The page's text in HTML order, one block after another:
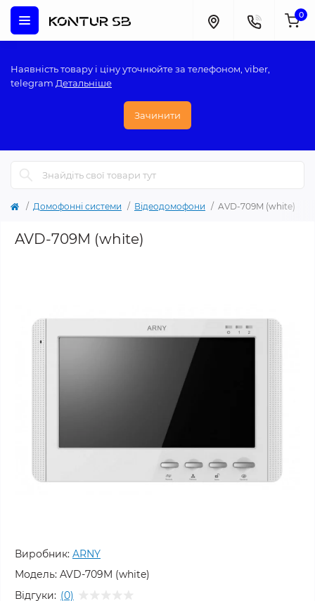
Наявність товару і ціну уточнюйте за телефоном, viber,
telegram Детальніше
Зачинити
0
Домофонні системи Відеодомофони AVD-709M (white)
AVD-709M (white)
Виробник: ARNY
Модель: AVD-709M (white)
Відгуки: (0)